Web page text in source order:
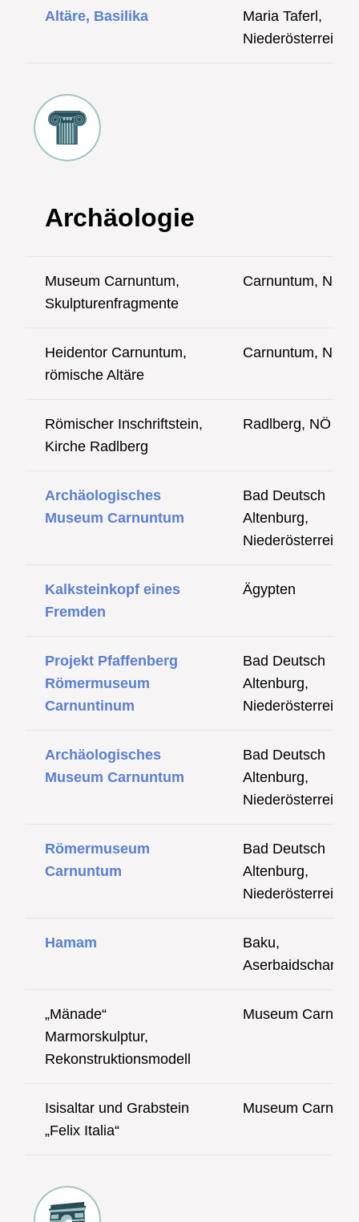
Altäre, Basilika
Maria Taferl,
Niederösterreich
Archäologie
Museum Carnuntum,
Skulpturenfragmente
Carnuntum, NÖ
Heidentor Carnuntum,
römische Altäre
Carnuntum, NÖ
Römischer Inschriftstein,
Kirche Radlberg
Radlberg, NÖ
Archäologisches
Museum Carnuntum
Bad Deutsch
Altenburg,
Niederösterreich
Kalksteinkopf eines
Fremden
Ägypten
Projekt Pfaffenberg
Römermuseum
Carnuntinum
Bad Deutsch
Altenburg,
Niederösterreich
Archäologisches
Museum Carnuntum
Bad Deutsch
Altenburg,
Niederösterreich
Römermuseum
Carnuntum
Bad Deutsch
Altenburg,
Niederösterreich
Hamam
Baku,
Aserbaidschan
„Mänade“
Marmorskulptur,
Rekonstruktionsmodell
Museum
Isisaltar und Grabstein
„Felix Italia“
Museum